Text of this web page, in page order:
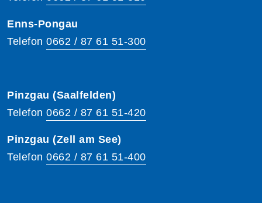
Enns-Pongau
Telefon 0662 / 87 61 51-300
Pinzgau (Saalfelden)
Telefon 0662 / 87 61 51-420
Pinzgau (Zell am See)
Telefon 0662 / 87 61 51-400